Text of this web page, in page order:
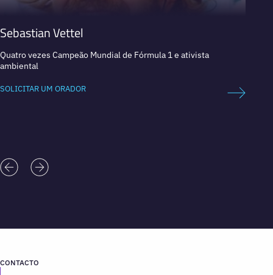
Sebastian Vettel
Quatro vezes Campeão Mundial de Fórmula 1 e ativista
ambiental
SOLICITAR UM ORADOR
CONTACTO